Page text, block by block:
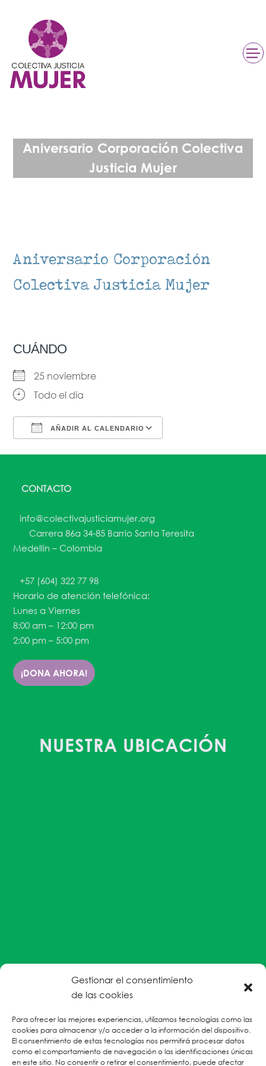
Gestionar el consentimiento
de las cookies
Para ofrecer las mejores experiencias, utilizamos tecnologías como las
cookies para almacenar y/o acceder a la información del dispositivo.
El consentimiento de estas tecnologías nos permitirá procesar datos
como el comportamiento de navegación o las identificaciones únicas
en este sitio. No consentir o retirar el consentimiento, puede afectar
Aniversario Corporación Colectiva
Justicia Mujer
Aniversario Corporación
Colectiva Justicia Mujer
CUÁNDO
25 noviembre
Todo el día
AÑADIR AL CALENDARIO
CONTACTO
info@colectivajusticiamujer.org
Carrera 86a 34-85 Barrio Santa Teresita
Medellín – Colombia
+57 (604) 322 77 98
Horario de atención telefónica:
Lunes a Viernes
8:00 am – 12:00 pm
2:00 pm – 5:00 pm
¡DONA AHORA!
NUESTRA UBICACIÓN
#EnColectiva estamos comprometidas con la
parte del personal humanitario hacia personas
refugiadas, migrantes desplazadas internas y/o
victimas sobrevivientes de Violencias Basadas en